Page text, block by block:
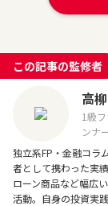
この記事の監修者
高
1級
ンナ
独立系FP・金融コラ
者として携わった実
ローン商品など幅広
活動。自身の投資実